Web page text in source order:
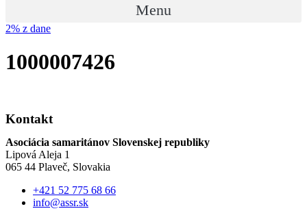
Menu
2% z dane
1000007426
Kontakt
Asociácia samaritánov Slovenskej republiky
Lipová Aleja 1
065 44 Plaveč, Slovakia
+421 52 775 68 66
info@assr.sk